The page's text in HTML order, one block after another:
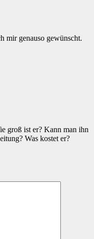
mir genauso gewünscht.
groß ist er? Kann man ihn
Was kostet er?